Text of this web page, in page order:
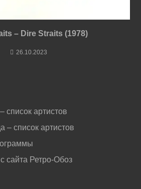
– Dire Straits (1978)
26.10.2023
список артистов
– список артистов
сайта Ретро-Обоз